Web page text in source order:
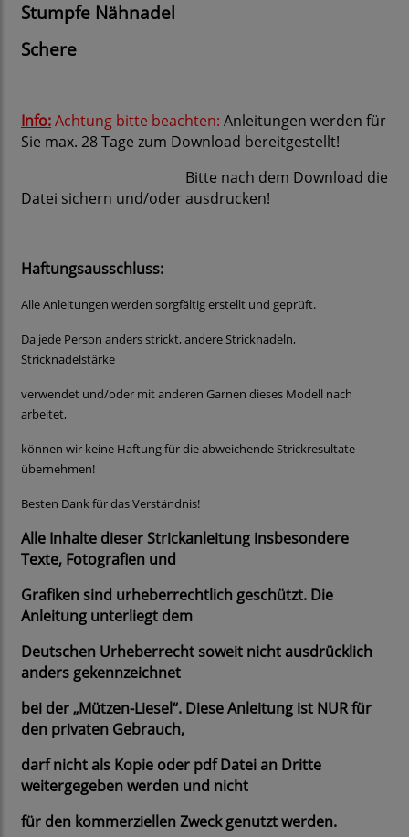
Stumpfe Nähnadel
Schere
Info:Achtung bitte beachten: Anleitungen werden für
Sie max. 28 Tage zum Download bereitgestellt!
Bitte nach dem Download die
Datei sichern und/oder ausdrucken!
Haftungsausschluss:
Alle Anleitungen werden sorgfältig erstellt und geprüft.
Da jede Person anders strickt, andere Stricknadeln,
Stricknadelstärke
verwendet und/oder mit anderen Garnen dieses Modell nach
arbeitet,
können wir keine Haftung für die abweichende Strickresultate
übernehmen!
Besten Dank für das Verständnis!
Alle Inhalte dieser Strickanleitung insbesondere
Texte, Fotografien und
Grafiken sind urheberrechtlich geschützt. Die
Anleitung unterliegt dem
Deutschen Urheberrecht soweit nicht ausdrücklich
anders gekennzeichnet
bei der „Mützen-Liesel“. Diese Anleitung ist NUR für
den privaten Gebrauch,
darf nicht als Kopie oder pdf Datei an Dritte
weitergegeben werden und nicht
für den kommerziellen Zweck genutzt werden.